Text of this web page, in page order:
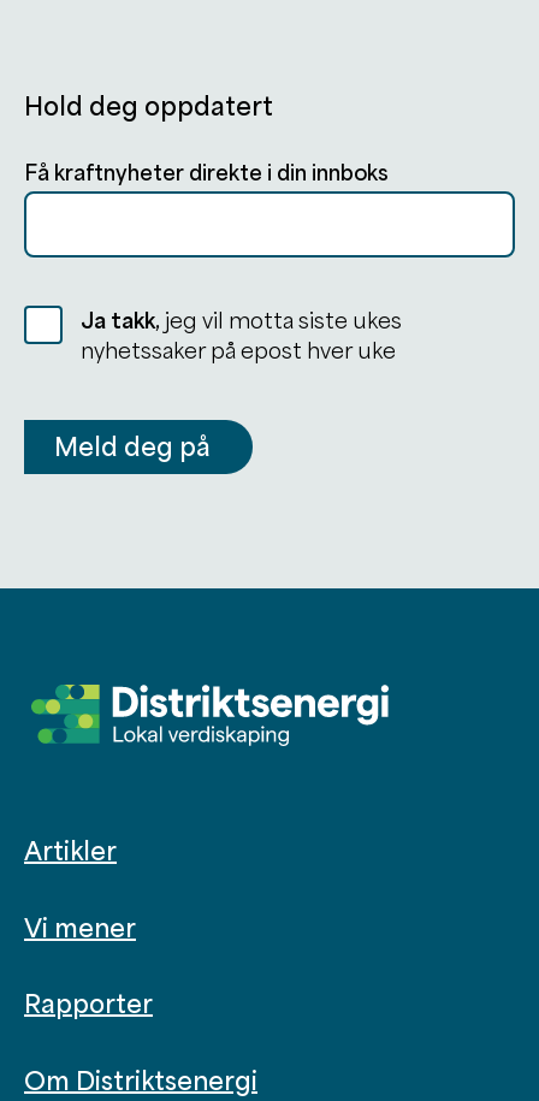
Hold deg oppdatert
Få kraftnyheter direkte i din innboks
Ja takk, jeg vil motta siste ukes
nyhetssaker på epost hver uke
Meld deg på
Artikler
Vi mener
Rapporter
Om Distriktsenergi